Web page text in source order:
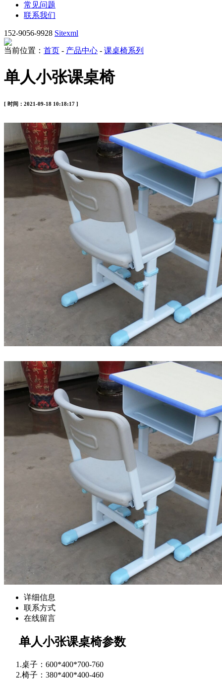
常见问题
联系我们
152-9056-9928 Sitexml
当前位置： 首页 - 产品中心 - 课桌椅系列
单人小张课桌椅
[ 时间：2021-09-18 10:18:17 ]
详细信息
联系方式
在线留言
单人小张课桌椅参数
1.桌子：600*400*700-760
2.椅子：380*400*400-460